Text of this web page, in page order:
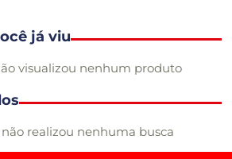
já viu
visualizou nenhum produto
realizou nenhuma busca